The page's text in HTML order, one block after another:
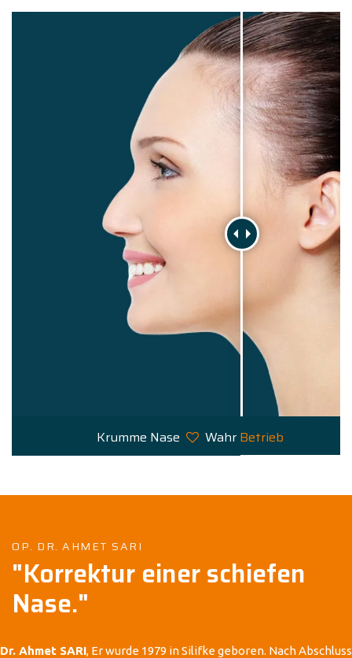
Krumme Nase Wahr Betrieb
OP. DR. AHMET SARI
"Korrektur einer schiefen
Nase."
Dr. Ahmet SARI, Er wurde 1979 in Silifke geboren. Nach Abschluss